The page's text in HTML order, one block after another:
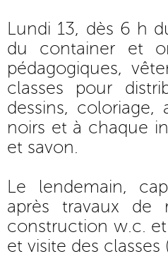
Lundi 13, dès 6 h
du container et
pédagogiques,
classes pour
dessins, coloriage,
noirs et à chaque
et savon.
Le lendemain,
après travaux de
construction w.c. et
et visite des